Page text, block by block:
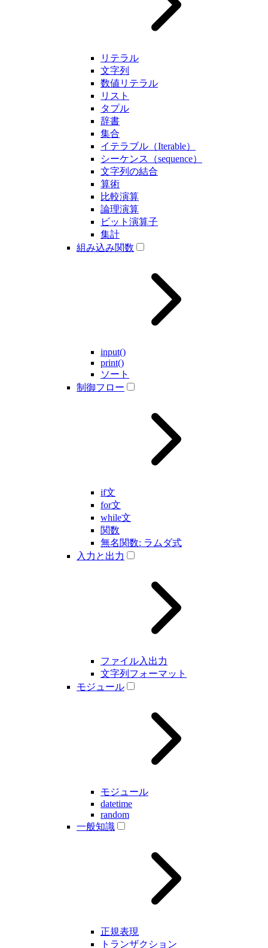
リテラル
文字列
数値リテラル
リスト
タプル
辞書
集合
イテラブル（Iterable）
シーケンス（sequence）
文字列の結合
算術
比較演算
論理演算
ビット演算子
集計
組み込み関数
input()
print()
ソート
制御フロー
if文
for文
while文
関数
無名関数: ラムダ式
入力と出力
ファイル入出力
文字列フォーマット
モジュール
モジュール
datetime
random
一般知識
正規表現
トランザクション